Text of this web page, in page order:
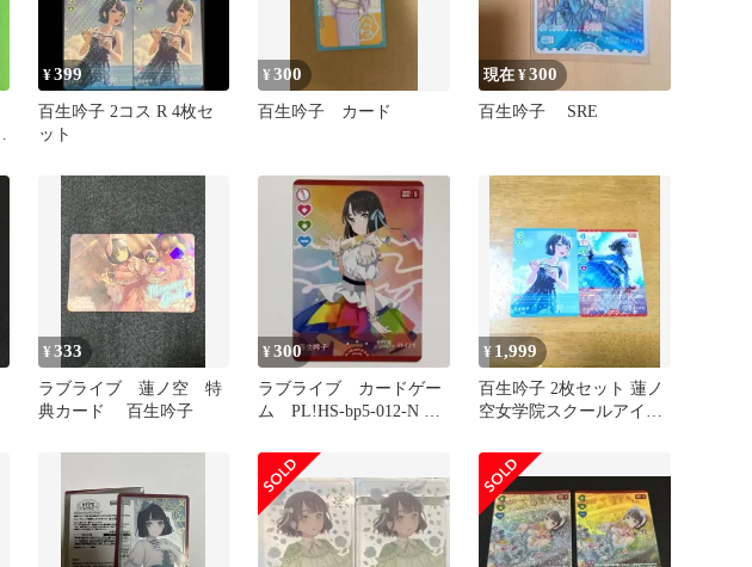
¥399
百生吟子 2コス R 4枚セ
ット
¥300
百生吟子 カード
現在 ¥300
百生吟子 SRE
¥333
ラブライブ 蓮ノ空 特
典カード 百生吟子
¥300
ラブライブ カードゲー
ム PL!HS-bp5-012-N 百
¥ 1,999
百生吟子 2枚セット 蓮ノ
空女学院スクールアイド